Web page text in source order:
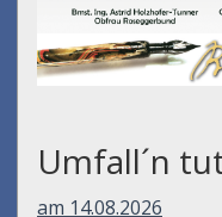
Umfall´n
am 14.08.2026